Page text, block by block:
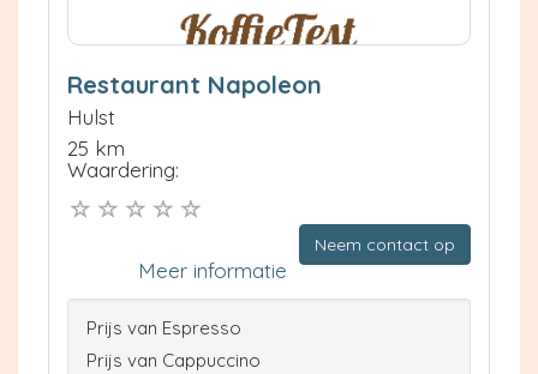
Restaurant Napoleon
Hulst
25 km
Waardering:
Neem contact op
Meer informatie
Prijs van Espresso
Prijs van Cappuccino